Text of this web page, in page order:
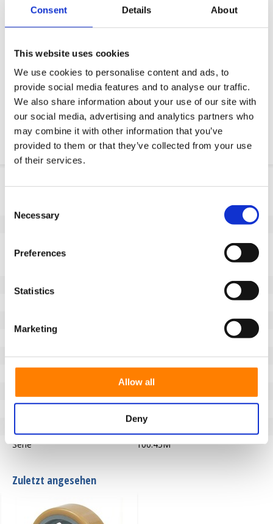
Consent Details About
This website uses cookies
We use cookies to personalise content and ads, to
provide social media features and to analyse our traffic.
We also share information about your use of our site with
our social media, advertising and analytics partners who
may combine it with other information that you’ve
provided to them or that they’ve collected from your use
of their services.
Selection
Necessary
Preferences
Statistics
Marketing
Allow all
Deny
OE-Teil anfordern
Download PDF
Chemische resistenz
Produktinformation
Raddurchmesser (mm)
Länge der Nabe (mm)
Achsloch-Ø (mm)
45
Typ des Rades
-40 / +85°C
Serie
100.45M
Zuletzt angesehen